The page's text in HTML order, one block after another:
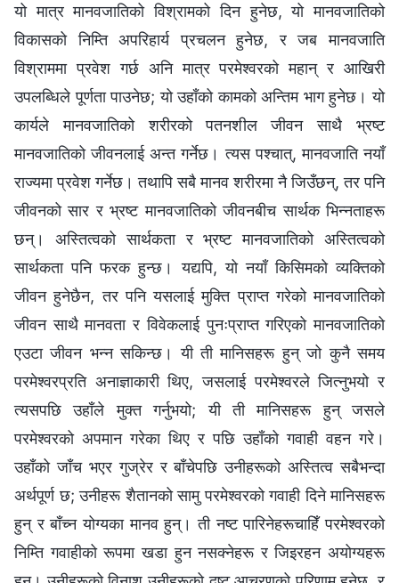
यो मात्र मानवजातिको विश्रामको दिन हुनेछ, यो मानवजातिको
विकासको निम्ति अपरिहार्य प्रचलन हुनेछ, र जब मानवजाति
विश्राममा प्रवेश गर्छ अनि मात्र परमेश्‍वरको महान्‌ र आखिरी
उपलब्धिले पूर्णता पाउनेछ; यो उहाँको कामको अन्तिम भाग हुनेछ। यो
कार्यले मानवजातिको शरीरको पतनशील जीवन साथै भ्रष्ट
मानवजातिको जीवनलाई अन्त गर्नेछ। त्यस पश्चात्, मानवजाति नयाँ
राज्यमा प्रवेश गर्नेछ। तथापि सबै मानव शरीरमा नै जिउँछन्, तर पनि
जीवनको सार र भ्रष्ट मानवजातिको जीवनबीच सार्थक भिन्नताहरू
छन्। अस्तित्वको सार्थकता र भ्रष्ट मानवजातिको अस्तित्वको
सार्थकता पनि फरक हुन्छ। यद्यपि, यो नयाँ किसिमको व्यक्तिको
जीवन हुनेछैन, तर पनि यसलाई मुक्ति प्राप्‍त गरेको मानवजातिको
जीवन साथै मानवता र विवेकलाई पुनःप्राप्‍त गरिएको मानवजातिको
एउटा जीवन भन्न सकिन्छ। यी ती मानिसहरू हुन् जो कुनै समय
परमेश्‍वरप्रति अनाज्ञाकारी थिए, जसलाई परमेश्‍वरले जित्नुभयो र
त्यसपछि उहाँले मुक्त गर्नुभयो; यी ती मानिसहरू हुन् जसले
परमेश्‍वरको अपमान गरेका थिए र पछि उहाँको गवाही वहन गरे।
उहाँको जाँच भएर गुज्रेर र बाँचेपछि उनीहरूको अस्तित्व सबैभन्दा
अर्थपूर्ण छ; उनीहरू शैतानको सामु परमेश्‍वरको गवाही दिने मानिसहरू
हुन् र बाँच्न योग्यका मानव हुन्। ती नष्ट पारिनेहरूचाहिँ परमेश्‍वरको
निम्ति गवाहीको रूपमा खडा हुन नसक्नेहरू र जिइरहन अयोग्यहरू